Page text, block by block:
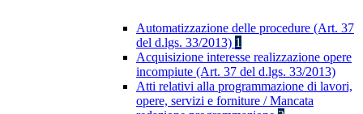
Automatizzazione delle procedure (Art. 37
del d.lgs. 33/2013) 1
Acquisizione interesse realizzazione opere
incompiute (Art. 37 del d.lgs. 33/2013)
Atti relativi alla programmazione di lavori,
opere, servizi e forniture / Mancata